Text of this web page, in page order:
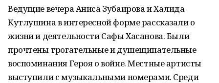
Ведущие вечера Аниса Зубаирова и Халида
Кутлушина в интересной форме рассказали о
жизни и деятельности Сафы Хасанова. Были
прочтены трогательные и душещипательные
воспоминания Героя о войне. Местные артисты
выступили с музыкальными номерами. Среди